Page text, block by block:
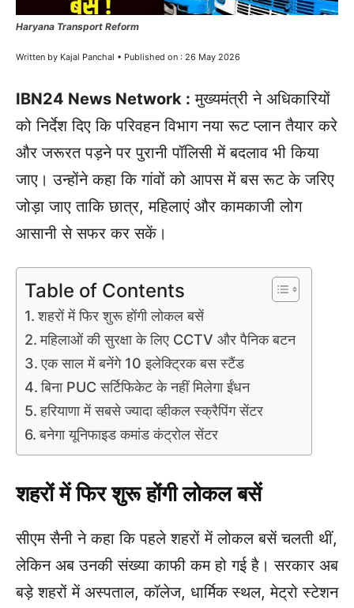
Haryana Transport Reform
Written by Kajal Panchal • Published on : 26 May 2026
IBN24 News Network : मुख्यमंत्री ने अधिकारियों
को निर्देश दिए कि परिवहन विभाग नया रूट प्लान तैयार करे
और जरूरत पड़ने पर पुरानी पॉलिसी में बदलाव भी किया
जाए। उन्होंने कहा कि गांवों को आपस में बस रूट के जरिए
जोड़ा जाए ताकि छात्र, महिलाएं और कामकाजी लोग
आसानी से सफर कर सकें।
Table of Contents
शहरों में फिर शुरू होंगी लोकल बसें
महिलाओं की सुरक्षा के लिए CCTV और पैनिक बटन
एक साल में बनेंगे 10 इलेक्ट्रिक बस स्टैंड
बिना PUC सर्टिफिकेट के नहीं मिलेगा ईंधन
हरियाणा में सबसे ज्यादा व्हीकल स्क्रैपिंग सेंटर
बनेगा यूनिफाइड कमांड कंट्रोल सेंटर
शहरों में फिर शुरू होंगी लोकल बसें
सीएम सैनी ने कहा कि पहले शहरों में लोकल बसें चलती थीं,
लेकिन अब उनकी संख्या काफी कम हो गई है। सरकार अब
बड़े शहरों में अस्पताल, कॉलेज, धार्मिक स्थल, मेट्रो स्टेशन